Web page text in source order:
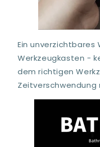
Ein unverzichtbares
Werkzeugkasten -
dem richtigen
Zeitverschwendung